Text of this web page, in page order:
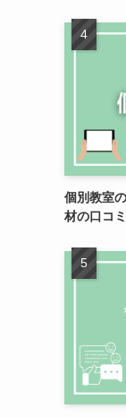
個別教室
材の口コ